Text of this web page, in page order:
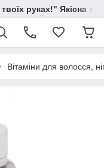
руках!" Якісна
Вітаміни для волосся,